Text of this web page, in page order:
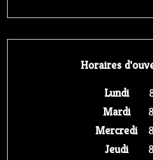
Horaires
Lundi
Mardi
Mercredi
Jeudi